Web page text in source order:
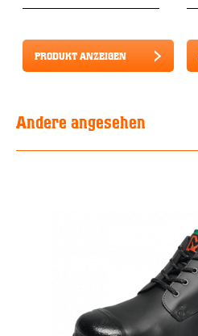
PRODUKT ANZEIGEN
Andere angesehen